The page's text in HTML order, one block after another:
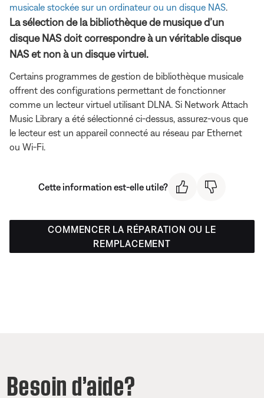
musicale stockée sur un ordinateur ou un disque NAS
La sélection de la bibliothèque de musique d’un
disque NAS doit correspondre à un véritable disque
NAS et non à un disque virtuel.
Certains programmes de gestion de bibliothèque musicale
offrent des configurations permettant de fonctionner
comme un lecteur virtuel utilisant DLNA. Si Network Attach
Music Library a été sélectionné ci-dessus, assurez-vous que
le lecteur est un appareil connecté au réseau par Ethernet
ou Wi-Fi.
Cette information est-elle utile?
COMMENCER LA RÉPARATION OU LE
REMPLACEMENT
Besoin d’aide?